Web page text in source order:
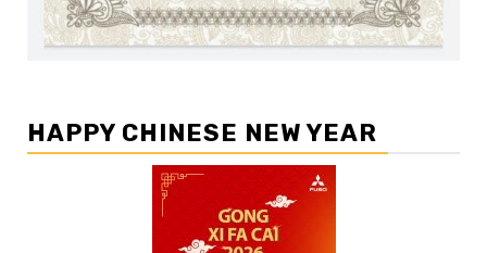
HAPPY CHINESE NEW YEAR